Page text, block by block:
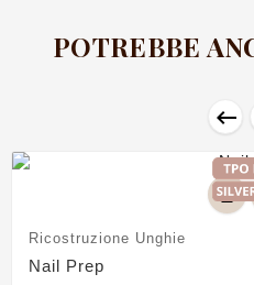
POTREBBE

Ricostruzione Unghie
Nail Prep